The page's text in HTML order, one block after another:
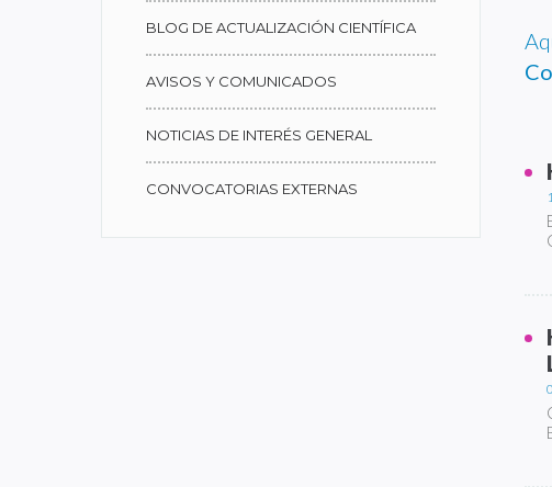
BLOG DE ACTUALIZACIÓN CIENTÍFICA
AVISOS Y COMUNICADOS
NOTICIAS DE INTERÉS GENERAL
CONVOCATORIAS EXTERNAS